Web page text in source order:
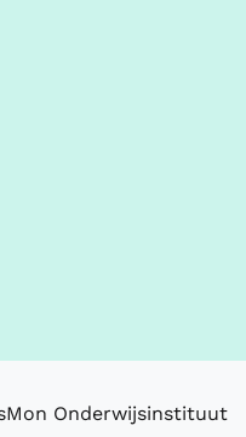
Onderwijsinstituut